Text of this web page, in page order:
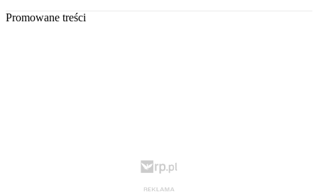
Promowane treści